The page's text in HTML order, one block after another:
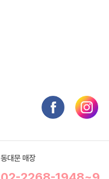
동대문 매장